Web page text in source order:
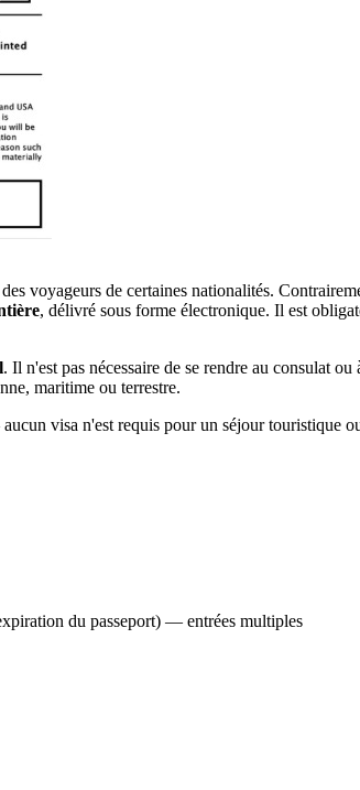
voyageurs de certaines nationalités.
, délivré sous forme électronique. Il est
. Il n'est pas nécessaire de se rendre au consulat
maritime ou terrestre.
visa n'est requis pour un séjour touristique
du passeport) — entrées multiples